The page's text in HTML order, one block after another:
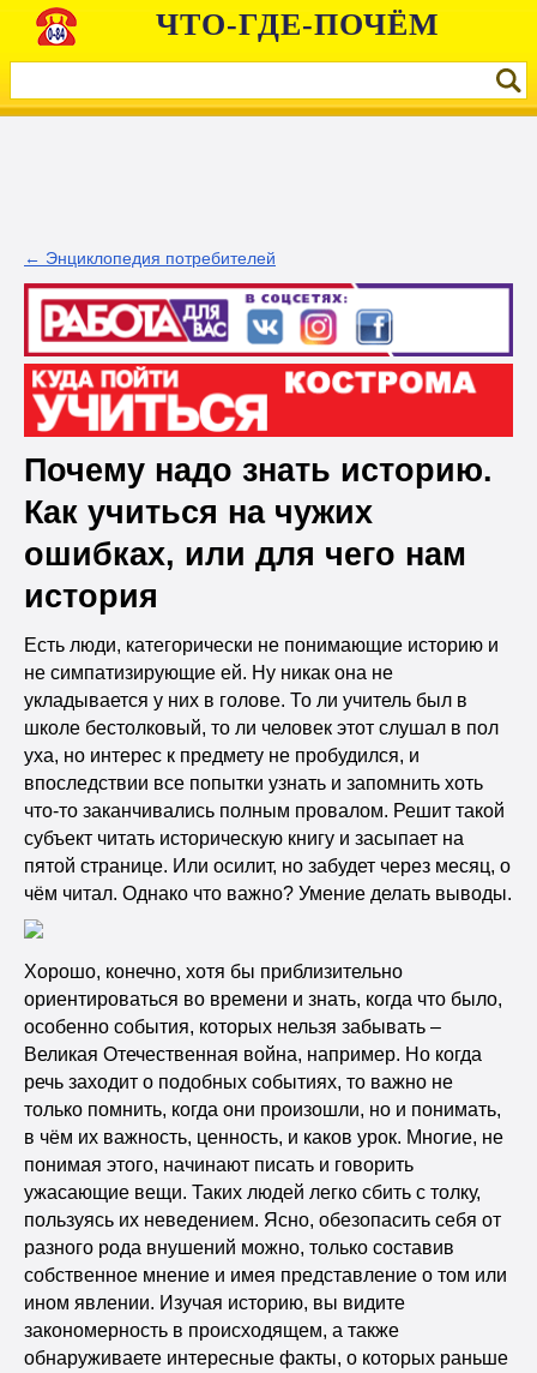
ЧТО-ГДЕ-ПОЧЁМ
← Энциклопедия потребителей
Почему надо знать историю. ​
Как учиться на чужих
ошибках, или для чего нам
история
Есть люди, категорически не понимающие историю и
не симпатизирующие ей. Ну никак она не
укладывается у них в голове. То ли учитель был в
школе бестолковый, то ли человек этот слушал в пол
уха, но интерес к предмету не пробудился, и
впоследствии все попытки узнать и запомнить хоть
что-то заканчивались полным провалом. Решит такой
субъект читать историческую книгу и засыпает на
пятой странице. Или осилит, но забудет через месяц, о
чём читал. Однако что важно? Умение делать выводы.
Хорошо, конечно, хотя бы приблизительно
ориентироваться во времени и знать, когда что было,
особенно события, которых нельзя забывать –
Великая Отечественная война, например. Но когда
речь заходит о подобных событиях, то важно не
только помнить, когда они произошли, но и понимать,
в чём их важность, ценность, и каков урок. Многие, не
понимая этого, начинают писать и говорить
ужасающие вещи. Таких людей легко сбить с толку,
пользуясь их неведением. Ясно, обезопасить себя от
разного рода внушений можно, только составив
собственное мнение и имея представление о том или
ином явлении. Изучая историю, вы видите
закономерность в происходящем, а также
обнаруживаете интересные факты, о которых раньше